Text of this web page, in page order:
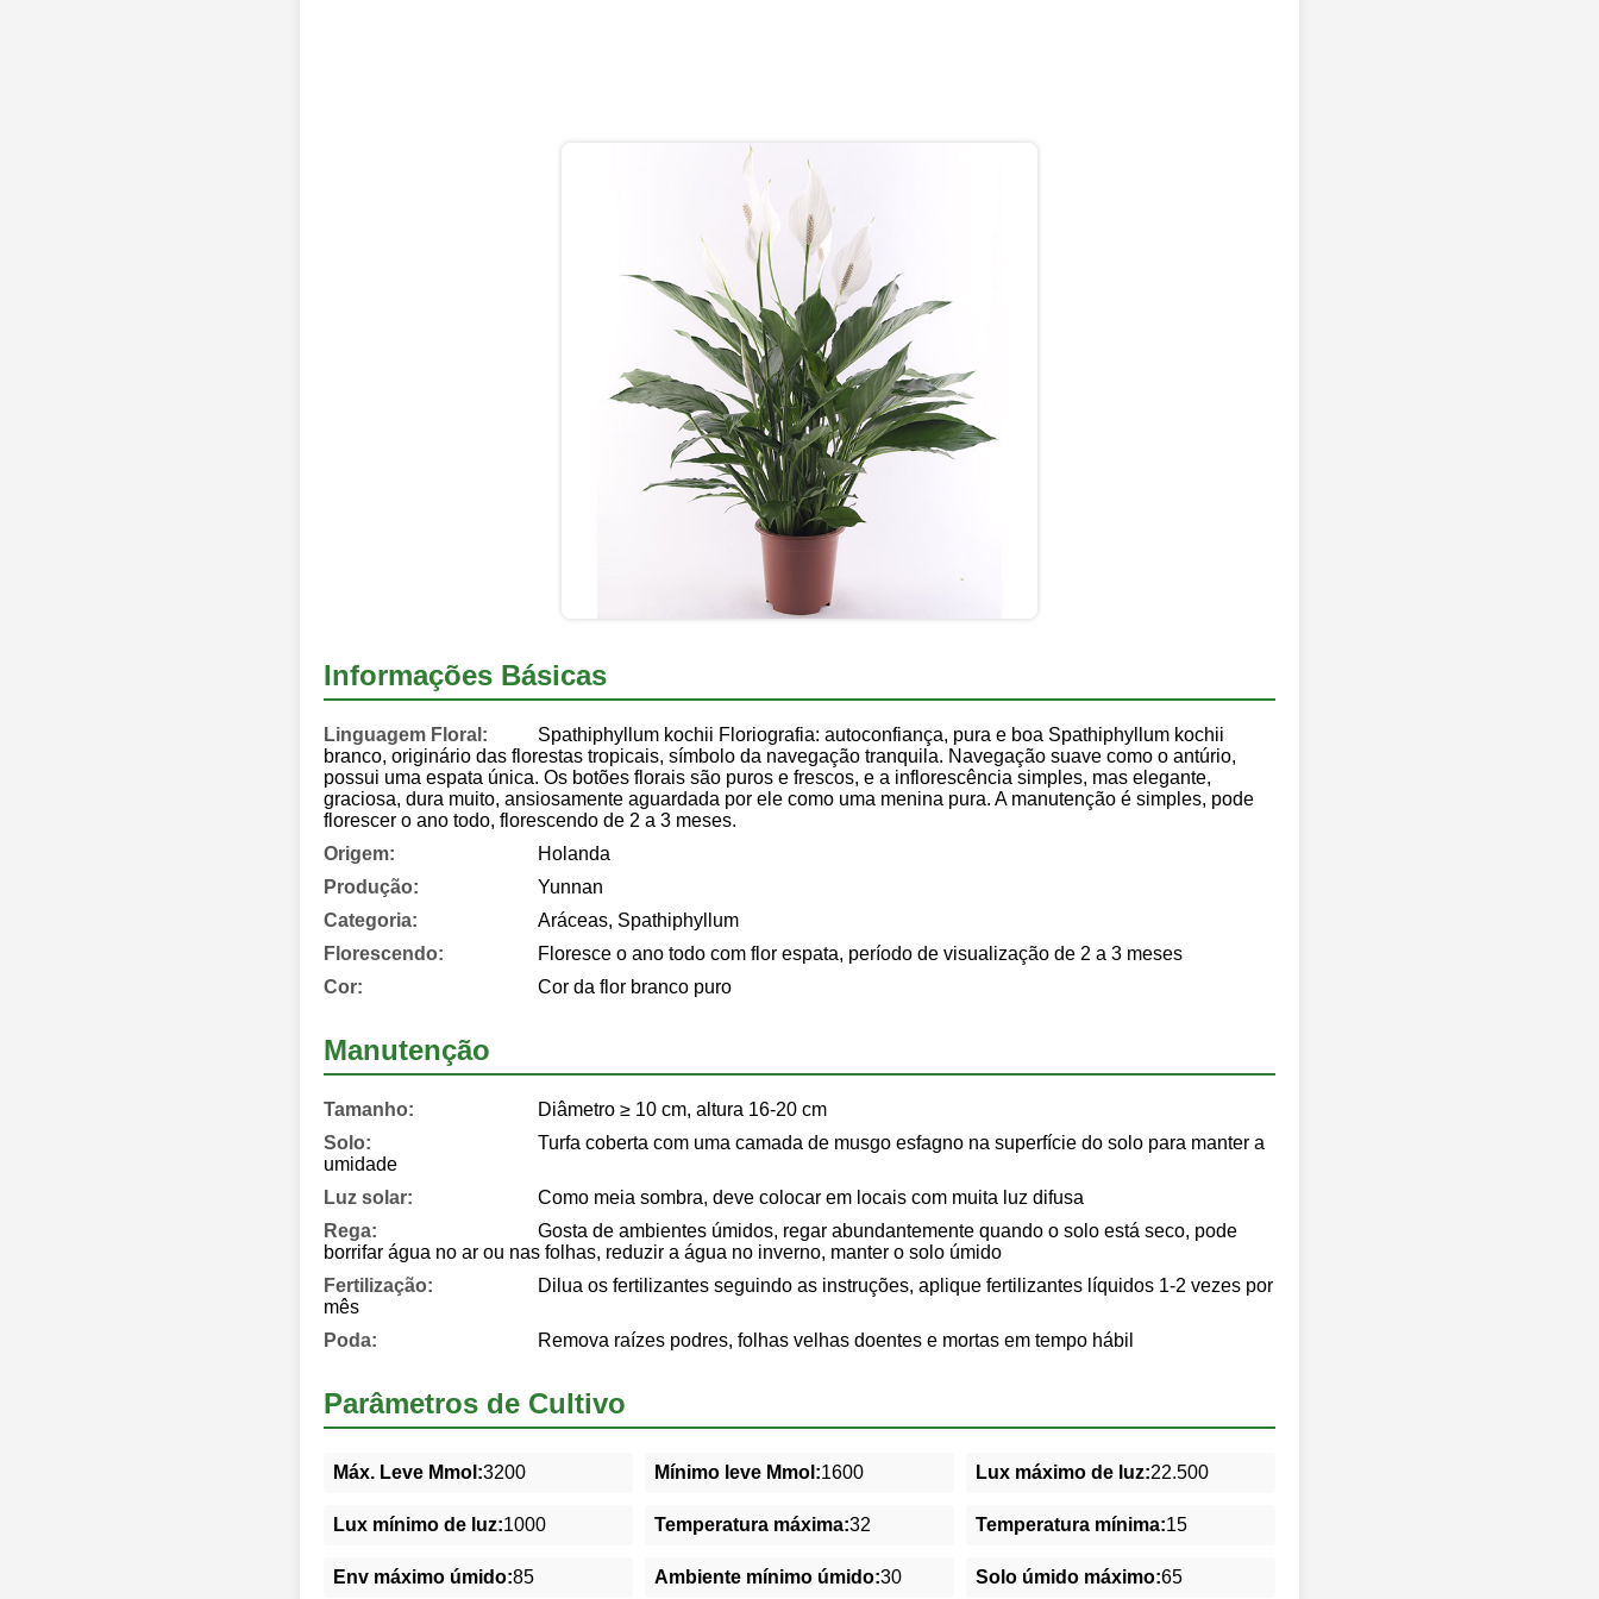
Informações Básicas
Linguagem Floral:
Spathiphyllum kochii Floriografia: autoconfiança, pura e boa Spathiphyllum kochii
branco, originário das florestas tropicais, símbolo da navegação tranquila. Navegação suave como o antúrio,
possui uma espata única. Os botões florais são puros e frescos, e a inflorescência simples, mas elegante,
graciosa, dura muito, ansiosamente aguardada por ele como uma menina pura. A manutenção é simples, pode
florescer o ano todo, florescendo de 2 a 3 meses.
Origem:
Holanda
Produção:
Yunnan
Categoria:
Aráceas, Spathiphyllum
Florescendo:
Floresce o ano todo com flor espata, período de visualização de 2 a 3 meses
Cor:
Cor da flor branco puro
Manutenção
Tamanho:
Diâmetro ≥ 10 cm, altura 16-20 cm
Solo:
Turfa coberta com uma camada de musgo esfagno na superfície do solo para manter a
umidade
Luz solar:
Como meia sombra, deve colocar em locais com muita luz difusa
Rega:
Gosta de ambientes úmidos, regar abundantemente quando o solo está seco, pode
borrifar água no ar ou nas folhas, reduzir a água no inverno, manter o solo úmido
Fertilização:
Dilua os fertilizantes seguindo as instruções, aplique fertilizantes líquidos 1-2 vezes por
mês
Poda:
Remova raízes podres, folhas velhas doentes e mortas em tempo hábil
Parâmetros de Cultivo
Máx. Leve Mmol:3200 Mínimo leve Mmol:1600 Lux máximo de luz:22.500
Lux mínimo de luz:1000 Temperatura máxima:32 Temperatura mínima:15
Env máximo úmido:85 Ambiente mínimo úmido:30 Solo úmido máximo:65